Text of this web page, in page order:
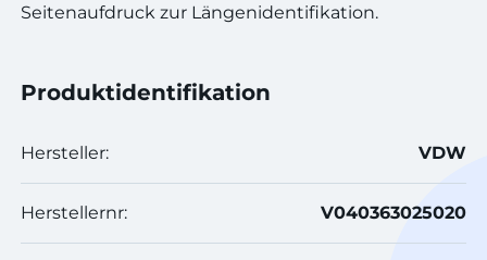
Seitenaufdruck zur Längenidentifikation.
Produktidentifikation
Hersteller: VDW
Herstellernr: V040363025020